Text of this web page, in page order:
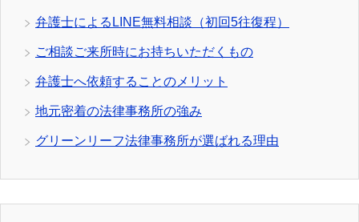
弁護士によるLINE無料相談（初回5往復程）
ご相談ご来所時にお持ちいただくもの
弁護士へ依頼することのメリット
地元密着の法律事務所の強み
グリーンリーフ法律事務所が選ばれる理由